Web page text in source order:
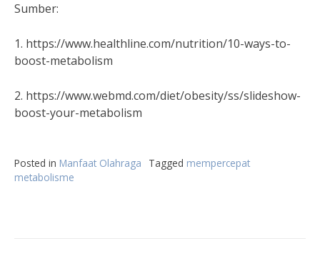
Sumber:
1. https://www.healthline.com/nutrition/10-ways-to-
boost-metabolism
2. https://www.webmd.com/diet/obesity/ss/slideshow-
boost-your-metabolism
Posted in Manfaat Olahraga Tagged mempercepat
metabolisme